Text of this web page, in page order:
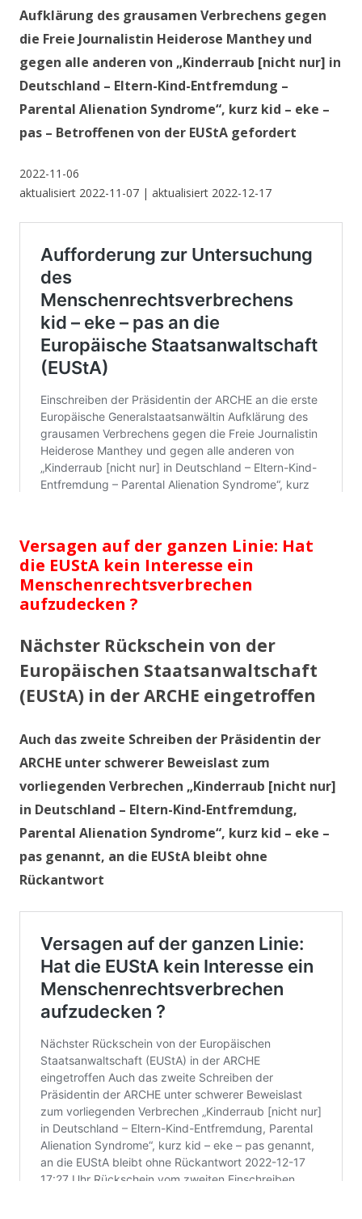
Aufklärung des grausamen Verbrechens gegen
die Freie Journalistin Heiderose Manthey und
gegen alle anderen von „Kinderraub [nicht nur] in
Deutschland – Eltern-Kind-Entfremdung –
Parental Alienation Syndrome“, kurz kid – eke –
pas – Betroffenen von der EUStA gefordert
2022-11-06
aktualisiert 2022-11-07 | aktualisiert 2022-12-17
Versagen auf der ganzen Linie: Hat
die EUStA kein Interesse ein
Menschenrechtsverbrechen
aufzudecken ?
Nächster Rückschein von der
Europäischen Staatsanwaltschaft
(EUStA) in der ARCHE eingetroffen
Auch das zweite Schreiben der Präsidentin der
ARCHE unter schwerer Beweislast zum
vorliegenden Verbrechen „Kinderraub [nicht nur]
in Deutschland – Eltern-Kind-Entfremdung,
Parental Alienation Syndrome“, kurz kid – eke –
pas genannt, an die EUStA bleibt ohne
Rückantwort